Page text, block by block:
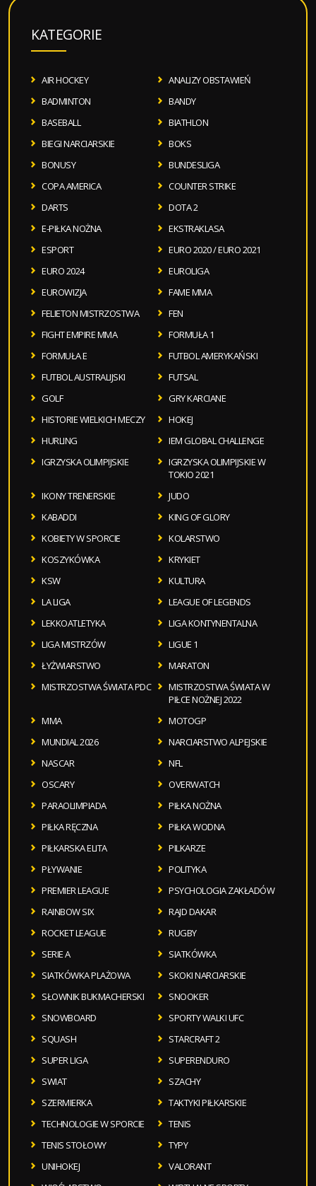
KATEGORIE
AIR HOCKEY
ANALIZY OBSTAWIEŃ
BADMINTON
BANDY
BASEBALL
BIATHLON
BIEGI NARCIARSKIE
BOKS
BONUSY
BUNDESLIGA
COPA AMERICA
COUNTER STRIKE
DARTS
DOTA 2
E-PIŁKA NOŻNA
EKSTRAKLASA
ESPORT
EURO 2020 / EURO 2021
EURO 2024
EUROLIGA
EUROWIZJA
FAME MMA
FELIETON MISTRZOSTWA
FEN
FIGHT EMPIRE MMA
FORMUŁA 1
FORMUŁA E
FUTBOL AMERYKAŃSKI
FUTBOL AUSTRALIJSKI
FUTSAL
GOLF
GRY KARCIANE
HISTORIE WIELKICH MECZY
HOKEJ
HURLING
IEM GLOBAL CHALLENGE
IGRZYSKA OLIMPIJSKIE
IGRZYSKA OLIMPIJSKIE W
TOKIO 2021
IKONY TRENERSKIE
JUDO
KABADDI
KING OF GLORY
KOBIETY W SPORCIE
KOLARSTWO
KOSZYKÓWKA
KRYKIET
KSW
KULTURA
LA LIGA
LEAGUE OF LEGENDS
LEKKOATLETYKA
LIGA KONTYNENTALNA
LIGA MISTRZÓW
LIGUE 1
ŁYŻWIARSTWO
MARATON
MISTRZOSTWA ŚWIATA PDC
MISTRZOSTWA ŚWIATA W
PIŁCE NOŻNEJ 2022
MMA
MOTOGP
MUNDIAL 2026
NARCIARSTWO ALPEJSKIE
NASCAR
NFL
OSCARY
OVERWATCH
PARAOLIMPIADA
PIŁKA NOŻNA
PIŁKA RĘCZNA
PIŁKA WODNA
PIŁKARSKA ELITA
PILKARZE
PŁYWANIE
POLITYKA
PREMIER LEAGUE
PSYCHOLOGIA ZAKŁADÓW
RAINBOW SIX
RAJD DAKAR
ROCKET LEAGUE
RUGBY
SERIE A
SIATKÓWKA
SIATKÓWKA PLAŻOWA
SKOKI NARCIARSKIE
SŁOWNIK BUKMACHERSKI
SNOOKER
SNOWBOARD
SPORTY WALKI UFC
SQUASH
STARCRAFT 2
SUPER LIGA
SUPERENDURO
SWIAT
SZACHY
SZERMIERKA
TAKTYKI PIŁKARSKIE
TECHNOLOGIE W SPORCIE
TENIS
TENIS STOŁOWY
TYPY
UNIHOKEJ
VALORANT